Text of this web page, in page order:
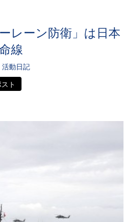
ーレーン防衛」は日本
線
活動日記
スト